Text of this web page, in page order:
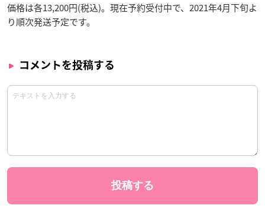
価格は各13,200円(税込)。現在予約受付中で、2021年4月下旬よ
り順次発送予定です。
コメントを投稿する